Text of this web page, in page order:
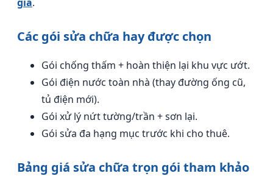
Các gói sửa chữa hay được chọn
Gói chống thấm + hoàn thiện lại khu vực ướt.
Gói điện nước toàn nhà (thay đường ống cũ,
tủ điện mới).
Gói xử lý nứt tường/trần + sơn lại.
Gói sửa đa hạng mục trước khi cho thuê.
Bảng giá sửa chữa trọn gói tham khảo